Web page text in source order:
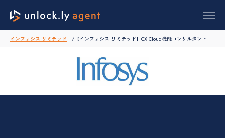
インフォシス リミテッド 【インフォシス リミテッド】CX Cloud機能コンサルタント